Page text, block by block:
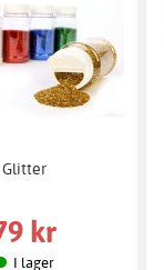
Glitter
kr
I lager